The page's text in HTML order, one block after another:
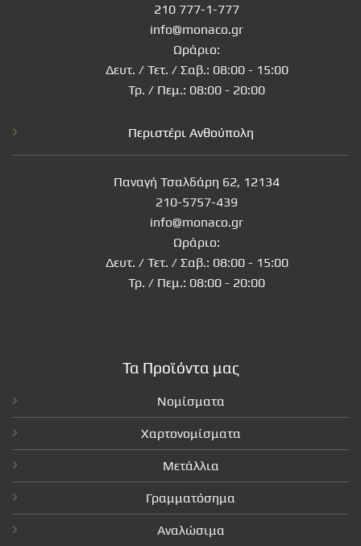
210 777-1-777
info@monaco.gr
Ωράριο:
Δευτ. / Τετ. / Σαβ.: 08:00 - 15:00
Τρ. / Πεμ.: 08:00 - 20:00
Περιστέρι Ανθούπολη
Παναγή Τσαλδάρη 62, 12134
210-5757-439
info@monaco.gr
Ωράριο:
Δευτ. / Τετ. / Σαβ.: 08:00 - 15:00
Τρ. / Πεμ.: 08:00 - 20:00
Τα Προϊόντα μας
Νομίσματα
Χαρτονομίσματα
Μετάλλια
Γραμματόσημα
Αναλώσιμα